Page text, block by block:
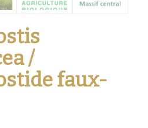
/
faux-